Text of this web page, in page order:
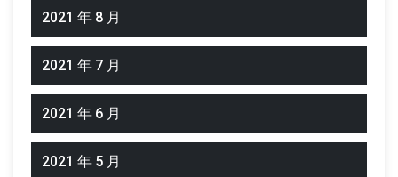
2021 年 8 月
2021 年 7 月
2021 年 6 月
2021 年 5 月